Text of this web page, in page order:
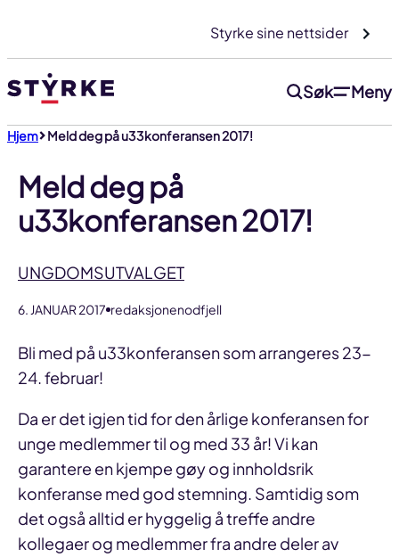
innhold
Styrke sine nettsider
Søk Meny
Hjem Meld deg på u33konferansen 2017!
Meld deg på
u33konferansen 2017!
UNGDOMSUTVALGET
6. JANUAR 2017 redaksjonenodfjell
Bli med på u33konferansen som arrangeres 23-
24. februar!
Da er det igjen tid for den årlige konferansen for
unge medlemmer til og med 33 år! Vi kan
garantere en kjempe gøy og innholdsrik
konferanse med god stemning. Samtidig som
det også alltid er hyggelig å treffe andre
kollegaer og medlemmer fra andre deler av